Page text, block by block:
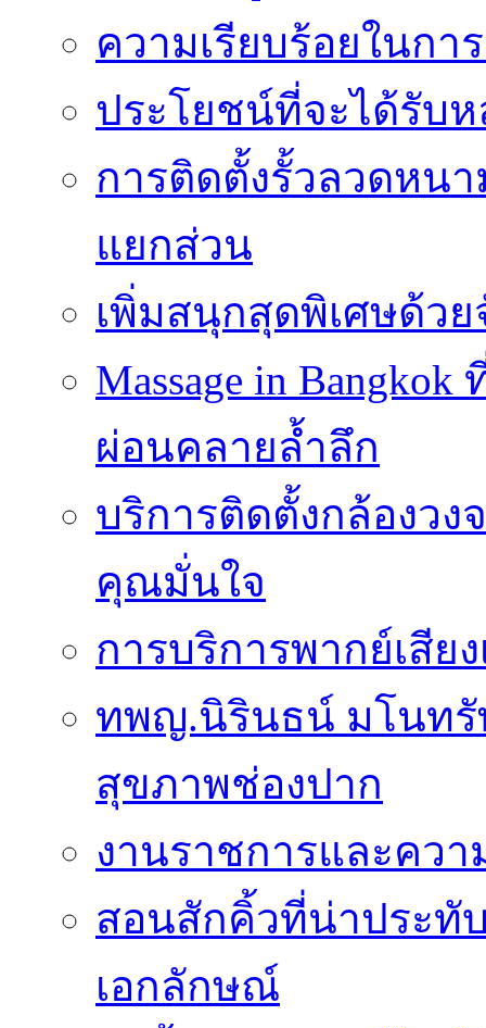
ความเรียบร้อยในก
ประโยชน์ที่จะได้รับ
การติดตั้งรั้วลวดหน
แยกส่วน
เพิ่มสนุกสุดพิเศษด้ว
Massage in
ผ่อนคลายล้ำลึก
บริการติดตั้งกล้องว
คุณมั่นใจ
การบริการพากย์เสีย
ทพญ.นิรินธน์ มโนทรั
สุขภาพช่องปาก
งานราชการและคว
สอนสักคิ้วที่น่าประทั
เอกลักษณ์